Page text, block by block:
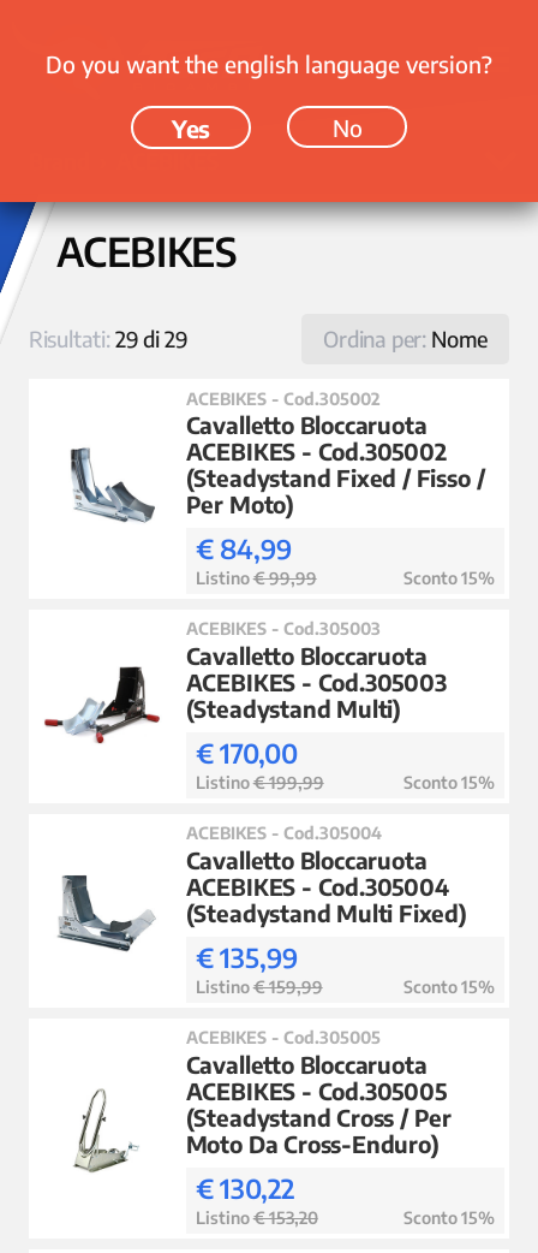
ACEBIKES
Ordina per: Nome
Risultati:29 di 29
ACEBIKES - Cod.305002
Cavalletto Bloccaruota
ACEBIKES - Cod.305002
(Steadystand Fixed / Fisso /
Per Moto)
€ 84,99
Listino€ 99,99 Sconto 15%
ACEBIKES - Cod.305003
Cavalletto Bloccaruota
ACEBIKES - Cod.305003
(Steadystand Multi)
€ 170,00
Listino€ 199,99 Sconto 15%
ACEBIKES - Cod.305004
Cavalletto Bloccaruota
ACEBIKES - Cod.305004
(Steadystand Multi Fixed)
€ 135,99
Listino€ 159,99 Sconto 15%
ACEBIKES - Cod.305005
Cavalletto Bloccaruota
ACEBIKES - Cod.305005
(Steadystand Cross / Per
Moto Da Cross-Enduro)
€ 130,22
Listino€ 153,20 Sconto 15%
Do you want the english language version?
Yes No